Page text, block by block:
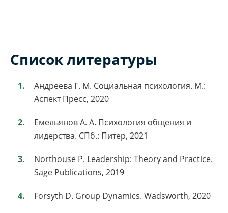
Список литературы
Андреева Г. М. Социальная психология. М.:
Аспект Пресс, 2020
Емельянов А. А. Психология общения и
лидерства. СПб.: Питер, 2021
Northouse P. Leadership: Theory and Practice.
Sage Publications, 2019
Forsyth D. Group Dynamics. Wadsworth, 2020